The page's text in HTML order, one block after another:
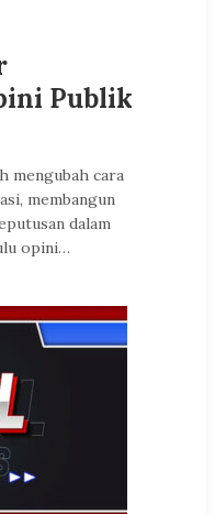
Publik
mengubah cara
membangun
dalam
opini…